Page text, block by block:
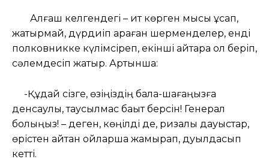
Алғаш келгендегі – ит көрген мысық құсап,
жақтырмай, дүрдиіп қараған шерменделер, енді
полковникке күлімсіреп, екінші қайтара қол беріп,
сәлемдесіп жатыр. Артынша:
-Құдай сізге, өзіңіздің бала-шағаңызға
денсаулық, таусылмас бақыт берсін! Генерал
болыңыз! – деген, көңілді де, ризалық дауыстар,
өрістен қайтқан қойларша жамырап, дуылдасып
кетті.